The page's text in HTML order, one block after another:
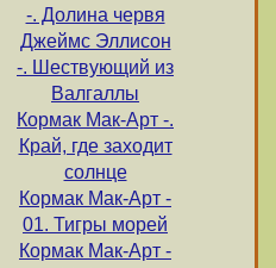
-. Долина червя
Джеймс Эллисон
-. Шествующий из
Валгаллы
Кормак Мак-Арт -.
Край, где заходит
солнце
Кормак Мак-Арт -
01. Тигры морей
Кормак Мак-Арт -